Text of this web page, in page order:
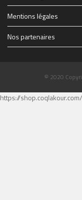
Mentions légales
Nos partenaires
© 2020
https://shop.coqlakour.com/